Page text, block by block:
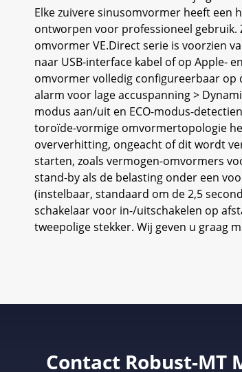
Elke zuivere sinusomvormer heeft een
ontworpen voor professioneel gebruik.
omvormer VE.Direct serie is voorzien
naar USB-interface kabel of op Apple-
omvormer volledig configureerbaar op
alarm voor lage accuspanning >
modus aan/uit en ECO-modus-
toroïde-vormige omvormertopologie
oververhitting, ongeacht of dit wordt
starten, zoals vermogen-omvormers
stand-by als de belasting onder een
(instelbaar, standaard om de 2,5
schakelaar voor in-/uitschakelen op
tweepolige stekker. Wij geven u graag
Contact Robust-MT